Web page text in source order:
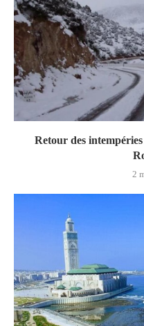
Retour des
2